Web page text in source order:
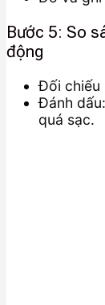
Bước 5: So
động
Đối chiếu
Đánh
quá sạc.